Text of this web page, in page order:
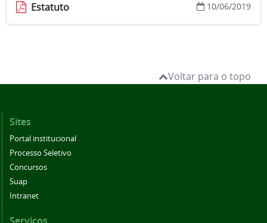
Estatuto 10/06/2019
Voltar para o topo
Sites
Portal institucional
Processo Seletivo
Concursos
Suap
Intranet